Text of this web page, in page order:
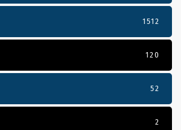
1512
120
52
2